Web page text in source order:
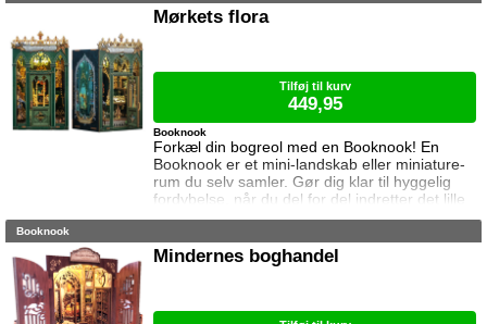
og med det indbyggede lys, pynter den også i
mørke. I denne booknook besøger vi
Mørkets flora
Forkæl din bogreol med en Booknook! En
Booknook er et mini-landskab eller miniature-
rum du selv samler. Gør dig klar til hyggelig
fordybelse, når du del for del indretter det lille
rum med de fineste detaljer. Med lukkede
og med det indbyggede lys, pynter den også i
mørke. Samlet størrelse: 20,4 cm høj, 12,1 cm
Booknook
Tilføj til kurv
449,95
Booknook
Mindernes boghandel